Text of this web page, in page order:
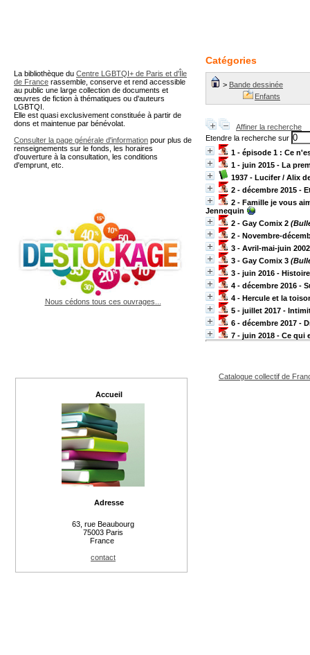
Catégories
> Bande dessinée
Enfants
Affiner la recherche
Etendre la recherche sur
1 - épisode 1 : Ce
1 - juin 2015 - La
1937 - Lucifer/ Alix
2 - décembre 2015 -
2 - Famille je vous
Jennequin
2 - Gay Comix 2
2 - Novembre-
3 - Avril-mai-juin
3 - Gay Comix 3
3 - juin 2016 -
4 - décembre 2016 -
4 - Hercule et la
5 - juillet 2017 -
6 - décembre 2017 -
7 - juin 2018 - Ce qui
Catalogue collectif de
La bibliothèque du Centre LGBTQI+ de Paris et d'Île
de France rassemble, conserve et rend accessible
au public une large collection de documents et
œuvres de fiction à thématiques ou d'auteurs
LGBTQI.
Elle est quasi exclusivement constituée à partir de
dons et maintenue par bénévolat.
Consulter la page générale d'information pour plus de
renseignements sur le fonds, les horaires
d'ouverture à la consultation, les conditions
d'emprunt, etc.
Nous cédons tous ces ouvrages...
Accueil
Adresse
63, rue Beaubourg
75003 Paris
France
contact